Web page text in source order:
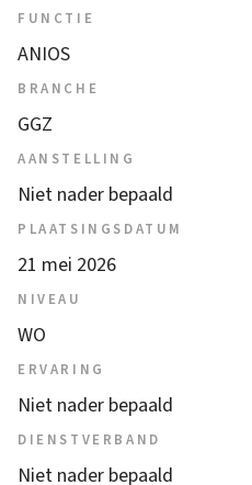
FUNCTIE
ANIOS
BRANCHE
GGZ
AANSTELLING
Niet nader bepaald
PLAATSINGSDATUM
21 mei 2026
NIVEAU
WO
ERVARING
Niet nader bepaald
DIENSTVERBAND
Niet nader bepaald